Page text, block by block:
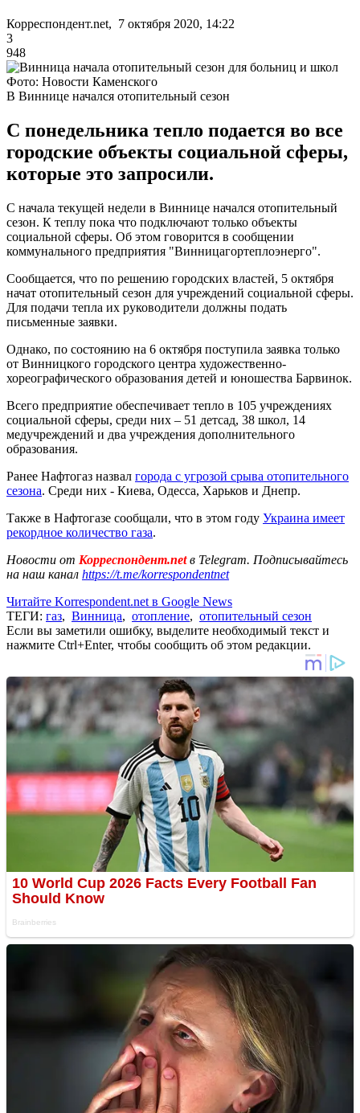
Корреспондент.net, 7 октября 2020, 14:22
3
948
Фото: Новости Каменского
В Виннице начался отопительный сезон
С понедельника тепло подается во все
городские объекты социальной сферы,
которые это запросили.
С начала текущей недели в Виннице начался отопительный
сезон. К теплу пока что подключают только объекты
социальной сферы. Об этом говорится в сообщении
коммунального предприятия "Винницагортеплоэнерго".
Сообщается, что по решению городских властей, 5 октября
начат отопительный сезон для учреждений социальной сферы.
Для подачи тепла их руководители должны подать
письменные заявки.
Однако, по состоянию на 6 октября поступила заявка только
от Винницкого городского центра художественно-
хореографического образования детей и юношества Барвинок.
Всего предприятие обеспечивает тепло в 105 учреждениях
социальной сферы, среди них – 51 детсад, 38 школ, 14
медучреждений и два учреждения дополнительного
образования.
Ранее Нафтогаз назвал города с угрозой срыва отопительного
сезона. Среди них - Киева, Одесса, Харьков и Днепр.
Также в Нафтогазе сообщали, что в этом году Украина имеет
рекордное количество газа.
Новости от Корреспондент.netв Telegram. Подписывайтесь
на наш канал https://t.me/korrespondentnet
Читайте Korrespondent.net в Google News
ТЕГИ: газ, Винница, отопление, отопительный сезон
Если вы заметили ошибку, выделите необходимый текст и
нажмите Ctrl+Enter, чтобы сообщить об этом редакции.